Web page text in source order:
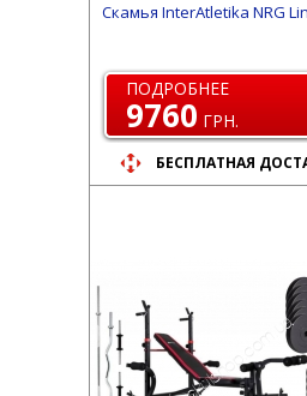
Скамья InterAtletika NRG
ПОДРОБНЕЕ
9760 ГРН.
БЕСПЛАТНАЯ